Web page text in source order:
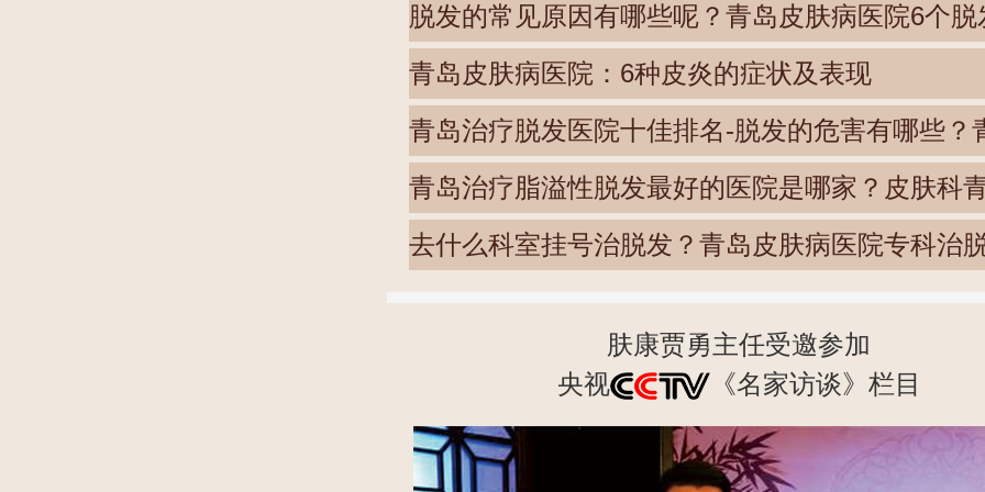
脱发的常见原因有哪些呢？青岛皮肤病医院6个脱
青岛皮肤病医院：6种皮炎的症状及表现
青岛治疗脱发医院十佳排名-脱发的危害有哪些？
青岛治疗脂溢性脱发最好的医院是哪家？皮肤科
去什么科室挂号治脱发？青岛皮肤病医院专科治
肤康贾勇主任受邀参加
央视
《名家访谈》栏目